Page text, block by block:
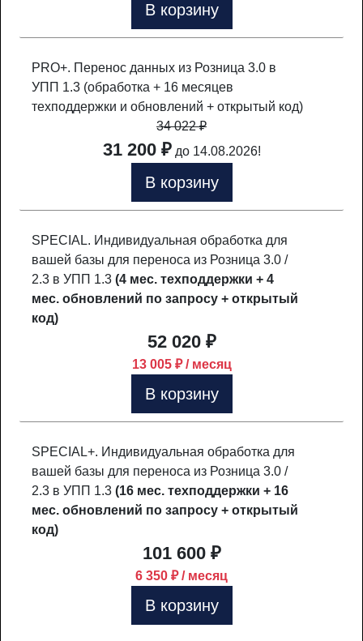
В корзину
PRO+. Перенос данных из Розница 3.0 в
УПП 1.3 (обработка + 16 месяцев
техподдержки и обновлений + открытый код)
34 022₽
31 200 ₽до 14.08.2026!
В корзину
SPECIAL. Индивидуальная обработка для
вашей базы для переноса из Розница 3.0 /
2.3 в УПП 1.3 (4 мес. техподдержки + 4
мес. обновлений по запросу + открытый
код)
52 020 ₽
13 005 ₽ / месяц
В корзину
SPECIAL+. Индивидуальная обработка для
вашей базы для переноса из Розница 3.0 /
2.3 в УПП 1.3 (16 мес. техподдержки + 16
мес. обновлений по запросу + открытый
код)
101 600 ₽
6 350 ₽ / месяц
В корзину